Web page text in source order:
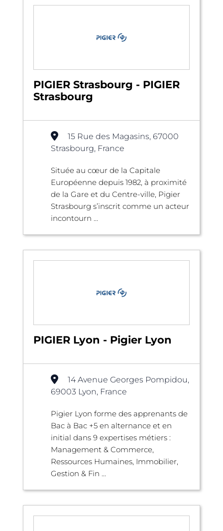
PIGIER Strasbourg - PIGIER
Strasbourg
15 Rue des Magasins, 67000
Strasbourg, France
Située au cœur de la Capitale
Européenne depuis 1982, à proximité
de la Gare et du Centre-ville, Pigier
Strasbourg s’inscrit comme un acteur
incontourn ...
PIGIER Lyon - Pigier Lyon
14 Avenue Georges Pompidou,
69003 Lyon, France
Pigier Lyon forme des apprenants de
Bac à Bac +5 en alternance et en
initial dans 9 expertises métiers :
Management & Commerce,
Ressources Humaines, Immobilier,
Gestion & Fin ...